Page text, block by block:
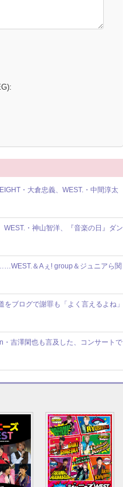
・大倉忠義、WEST.・中間淳太
・神山智洋、『音楽の日』ダン
＆Aぇ! group＆ジュニアら関
ブログで謝罪も「よく言えるよね」
吉澤閑也も言及した、コンサートで